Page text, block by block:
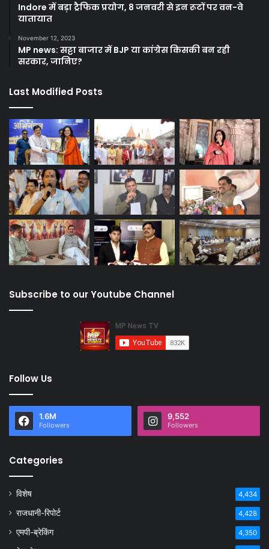
Indore में बड़ा ट्रैफिक प्रयोग, 8 जनवरी से इन रूटों पर वन-वे
यातायात
November 12, 2023
MP news: सट्टा बाजार में BJP या कांग्रेस किसकी बन रही
सरकार, जानिए?
Last Modified Posts
Subscribe to our Youtube Channel
Follow Us
1.6M
Followers
9,552
Followers
Categories
विशेष 4,434
राजधानी-रिपोर्ट 4,428
एमपी-ब्रेकिंग 4,350